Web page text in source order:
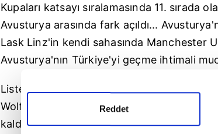
Reddet
Kupaları katsayı sıralamasında 11. sırada
Avusturya arasında fark açıldı...
Lask Linz'in kendi sahasında ManchesterU
Avusturya'nın Türkiye'yi geçme ihtimali
Listede 10. sırada bulunan Ukrayna'nın
Wolfsburg'u
mağlup etmesiyle Ukrayna ile
kaldı... Türkiye'nin matematik olarak